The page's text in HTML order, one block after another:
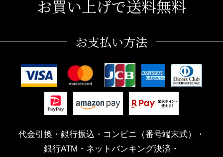
お買い上げで送料無料
お支払い方法
代金引換・銀行振込・コンビニ（番号端末式）・
銀行ATM・ネットバンキング決済・